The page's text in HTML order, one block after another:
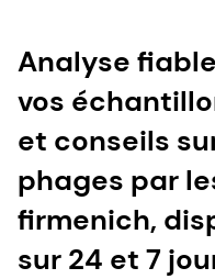
Analyse
vos
et conseils
phages par
firmenich,
sur 24 et 7